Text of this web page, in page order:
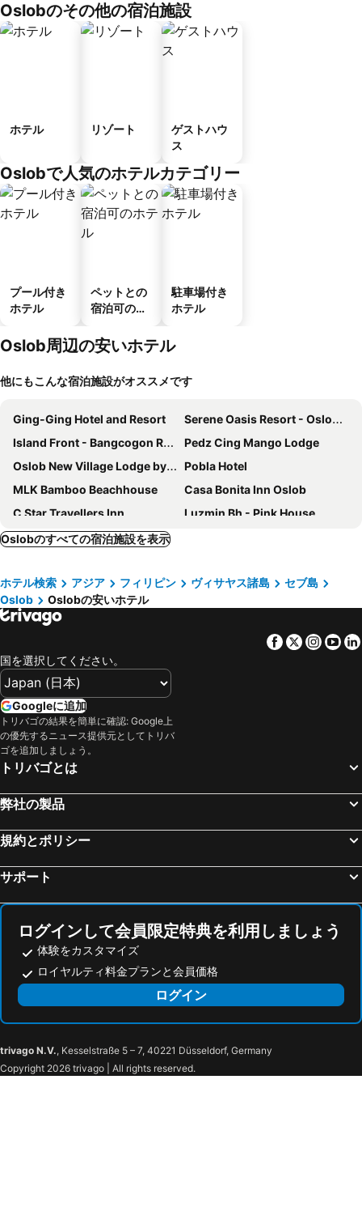
Oslobのその他の宿泊施設
ホテル リゾート
ゲストハウ
ス
Oslobで人気のホテルカテゴリー
プール付き
ホテル
ペットとの
宿泊可のホ
駐車場付き
ホテル
Oslob周辺の安いホテル
他にもこんな宿泊施設がオススメです
Ging-Ging Hotel and Resort
Serene Oasis Resort - Oslob Cebu Philippines
Island Front - Bangcogon Resort and Restaurant
Pedz Cing Mango Lodge
Oslob New Village Lodge by Cocotel
Pobla Hotel
MLK Bamboo Beachhouse
Casa Bonita Inn Oslob
C Star Travellers Inn
Luzmin Bh - Pink House
Banaba Tree House
House Rapunzel
Seajour Beach Resort
G Boutique Resort - Santander
RedDoorz at Rachael Pension House
Beachfront Hostel
Oslobのすべての宿泊施設を表示
ホテル検索 アジア フィリピン ヴィサヤス諸島
セブ島
Oslob
Oslobの安いホテル
Facebook
Twitter
国を選択してください。
Googleに追加
トリバゴの結果を簡単に確認: Google上
の優先するニュース提供元としてトリバ
ゴを追加しましょう。
トリバゴとは
弊社の製品
規約とポリシー
サポート
ログインして会員限定特典を利用しましょう
体験をカスタマイズ
ロイヤルティ料金プランと会員価格
ログイン
trivago N.V., Kesselstraße 5 – 7, 40221 Düsseldorf, Germany
Copyright 2026 trivago | All rights reserved.